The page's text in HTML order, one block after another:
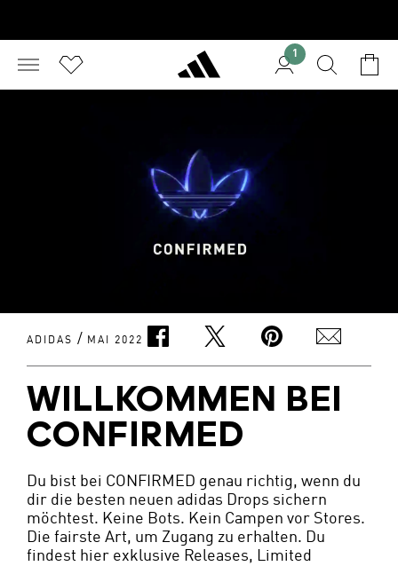
1
ADIDAS / MAI 2022
WILLKOMMEN BEI
CONFIRMED
Du bist bei CONFIRMED genau richtig, wenn du
dir die besten neuen adidas Drops sichern
möchtest. Keine Bots. Kein Campen vor Stores.
Die fairste Art, um Zugang zu erhalten. Du
findest hier exklusive Releases, Limited